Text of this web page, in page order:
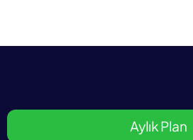
Aylık Plan